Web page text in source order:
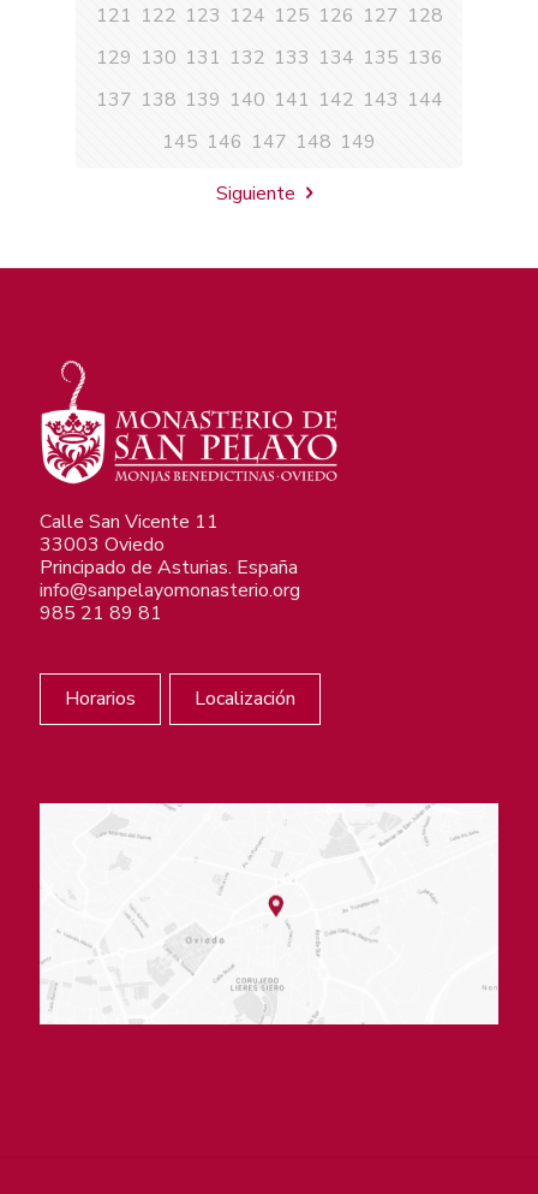
121 122 123 124 125 126 127 128
129 130 131 132 133 134 135 136
137 138 139 140 141 142 143 144
145 146 147 148 149
Siguiente
Calle San Vicente 11
33003 Oviedo
Principado de Asturias. España
info@sanpelayomonasterio.org
985 21 89 81
Horarios Localización